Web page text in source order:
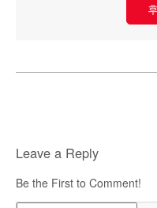
Leave a Reply
Be the First to Comment!